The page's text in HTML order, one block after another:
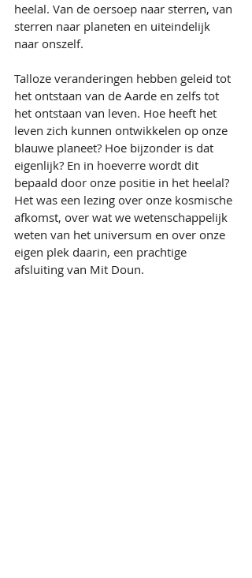
heelal. Van de oersoep naar sterren, van
sterren naar planeten en uiteindelijk
naar onszelf.
Talloze veranderingen hebben geleid tot
het ontstaan van de Aarde en zelfs tot
het ontstaan van leven. Hoe heeft het
leven zich kunnen ontwikkelen op onze
blauwe planeet? Hoe bijzonder is dat
eigenlijk? En in hoeverre wordt dit
bepaald door onze positie in het heelal?
Het was een lezing over onze kosmische
afkomst, over wat we wetenschappelijk
weten van het universum en over onze
eigen plek daarin, een prachtige
afsluiting van Mit Doun.